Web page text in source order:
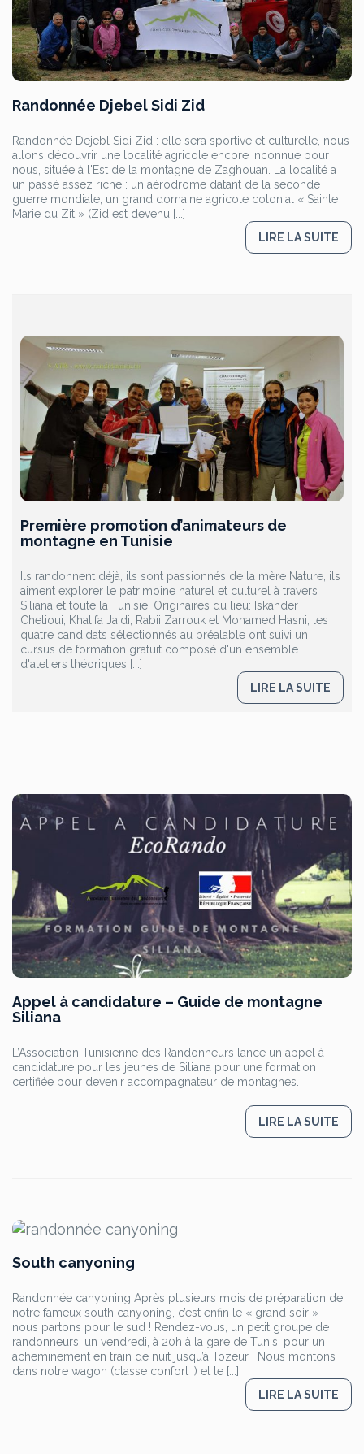
Randonnée Djebel Sidi Zid
Randonnée Dejebl Sidi Zid : elle sera sportive et culturelle, nous
allons découvrir une localité agricole encore inconnue pour
nous, située à l'Est de la montagne de Zaghouan. La localité a
un passé assez riche : un aérodrome datant de la seconde
guerre mondiale, un grand domaine agricole colonial « Sainte
Marie du Zit » (Zid est devenu [...]
LIRE LA SUITE
Première promotion d’animateurs de
montagne en Tunisie
Ils randonnent déjà, ils sont passionnés de la mère Nature, ils
aiment explorer le patrimoine naturel et culturel à travers
Siliana et toute la Tunisie. Originaires du lieu: Iskander
Chetioui, Khalifa Jaidi, Rabii Zarrouk et Mohamed Hasni, les
quatre candidats sélectionnés au préalable ont suivi un
cursus de formation gratuit composé d'un ensemble
d'ateliers théoriques [...]
LIRE LA SUITE
Appel à candidature – Guide de montagne
Siliana
L’Association Tunisienne des Randonneurs lance un appel à
candidature pour les jeunes de Siliana pour une formation
certifiée pour devenir accompagnateur de montagnes.
LIRE LA SUITE
South canyoning
Randonnée canyoning Après plusieurs mois de préparation de
notre fameux south canyoning, c’est enfin le « grand soir » :
nous partons pour le sud ! Rendez-vous, un petit groupe de
randonneurs, un vendredi, à 20h à la gare de Tunis, pour un
acheminement en train de nuit jusqu’à Tozeur ! Nous montons
dans notre wagon (classe confort !) et le [...]
LIRE LA SUITE